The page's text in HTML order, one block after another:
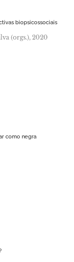
biopsicossociais
(orgs.), 2020
como negra